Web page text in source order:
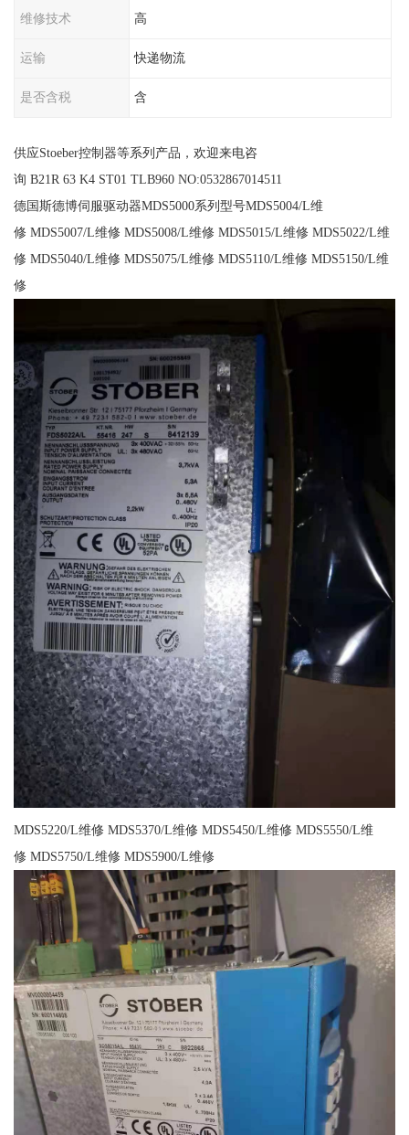
维修技术 高
运输 快递物流
是否含税 含
供应Stoeber控制器等系列产品，欢迎来电咨
询 B21R 63 K4 ST01 TLB960 NO:0532867014511
德国斯德博伺服驱动器MDS5000系列型号MDS5004/L维
修 MDS5007/L维修 MDS5008/L维修 MDS5015/L维修 MDS5022/L维
修 MDS5040/L维修 MDS5075/L维修 MDS5110/L维修 MDS5150/L维
修
MDS5220/L维修 MDS5370/L维修 MDS5450/L维修 MDS5550/L维
修 MDS5750/L维修 MDS5900/L维修